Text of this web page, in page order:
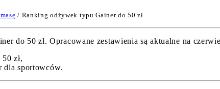
/ Ranking odżywek typu Gainer do 50 zł
do 50 zł. Opracowane zestawienia są aktualne na
zł,
dla sportowców.